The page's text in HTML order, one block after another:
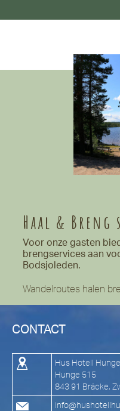
Haal & Breng
Voor onze gasten
brengservices aan
Bodsjoleden.
Wandelroutes halen
CONTACT
Hus Hotell Hunge
Hunge 515
843 91 Bräcke,